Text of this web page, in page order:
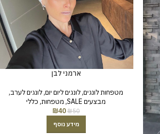
ארמני לבן
מטפחות לונגים,לונגים ליום יום,לונגים לערב,
מבצעים SALE
, מטפחות, כללי
₪50
₪40
מידע נוסף